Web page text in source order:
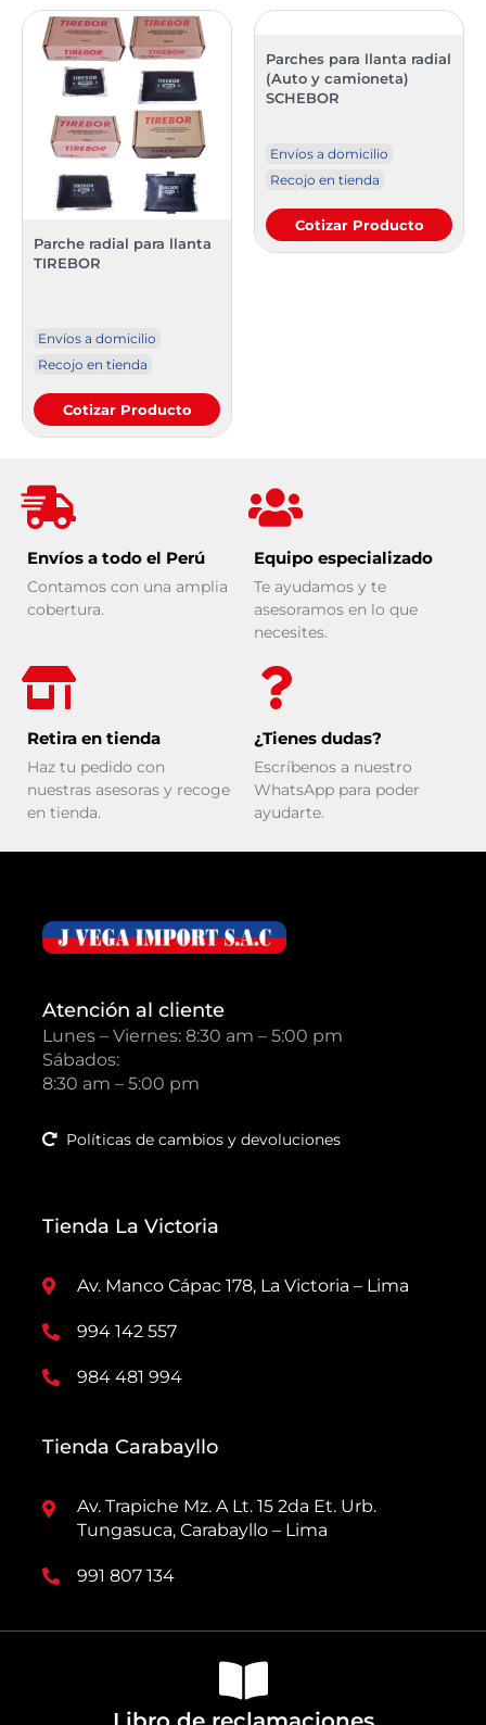
Parche radial para llanta
TIREBOR
Envíos a domicilio
Recojo en tienda
Cotizar Producto
Parches para llanta radial
(Auto y camioneta)
SCHEBOR
Envíos a domicilio
Recojo en tienda
Cotizar Producto
Envíos a todo el Perú
Contamos con una amplia
cobertura.
Equipo especializado
Te ayudamos y te
asesoramos en lo que
necesites.
Retira en tienda
Haz tu pedido con
nuestras asesoras y recoge
en tienda.
¿Tienes dudas?
Escríbenos a nuestro
WhatsApp para poder
ayudarte.
Atención al cliente
Lunes – Viernes: 8:30 am – 5:00 pm
Sábados:
8:30 am – 5:00 pm
Políticas de cambios y devoluciones
Tienda La Victoria
Av. Manco Cápac 178, La Victoria – Lima
994 142 557
984 481 994
Tienda Carabayllo
Av. Trapiche Mz. A Lt. 15 2da Et. Urb.
Tungasuca, Carabayllo – Lima
991 807 134